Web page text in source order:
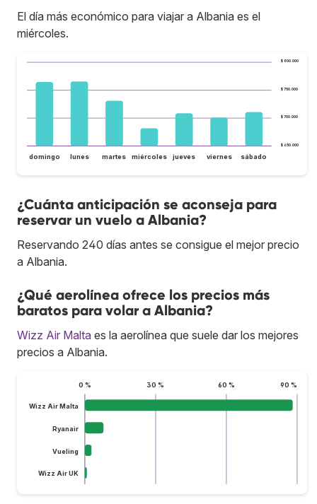
El día más económico para viajar a Albania es el
miércoles.
$ 650.000
$ 700.000
$ 750.000
$ 800.000
domingo lunes martes miércoles jueves viernes sábado
¿Cuánta anticipación se aconseja para
reservar un vuelo a Albania?
Reservando 240 días antes se consigue el mejor precio
a Albania.
¿Qué aerolínea ofrece los precios más
baratos para volar a Albania?
Wizz Air Malta es la aerolínea que suele dar los mejores
precios a Albania.
0 % 30 % 60 % 90 %
Wizz Air Malta
Ryanair
Vueling
Wizz Air UK